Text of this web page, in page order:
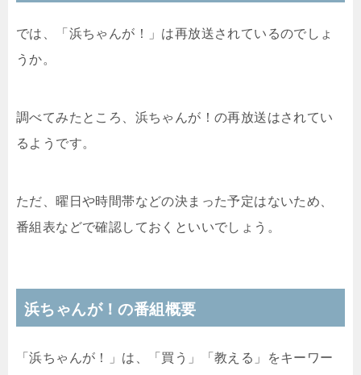
では、「浜ちゃんが！」は再放送されているのでしょ
うか。
調べてみたところ、浜ちゃんが！の再放送はされてい
るようです。
ただ、曜日や時間帯などの決まった予定はないため、
番組表などで確認しておくといいでしょう。
浜ちゃんが！の番組概要
「浜ちゃんが！」は、「買う」「教える」をキーワー